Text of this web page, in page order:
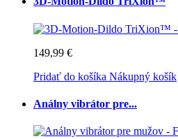
149,99 €
Pridať do košíka Nákupný košík
Análny vibrátor pre...